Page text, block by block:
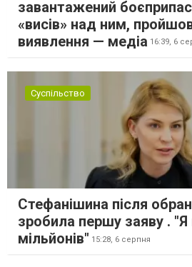
завантажений
«висів» над ним,
виявлення — медіа 16:39, 6
Суспільство
Стефанішина після
зробила першу заяву .
мільйонів" 15:28, 6 серпня